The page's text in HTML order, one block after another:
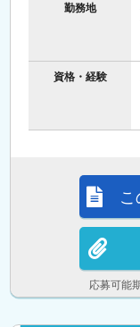
勤務地
資格・経験
応募可能